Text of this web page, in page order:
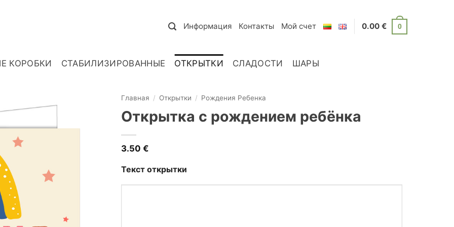
Информация Контакты Мой счет 0.00€ 0
КОРОБКИ СТАБИЛИЗИРОВАННЫЕ ОТКРЫТКИ СЛАДОСТИ ШАРЫ
Главная / Открытки / Рождения Ребенка
Открытка с рождением ребёнка
3.50 €
Текст открытки